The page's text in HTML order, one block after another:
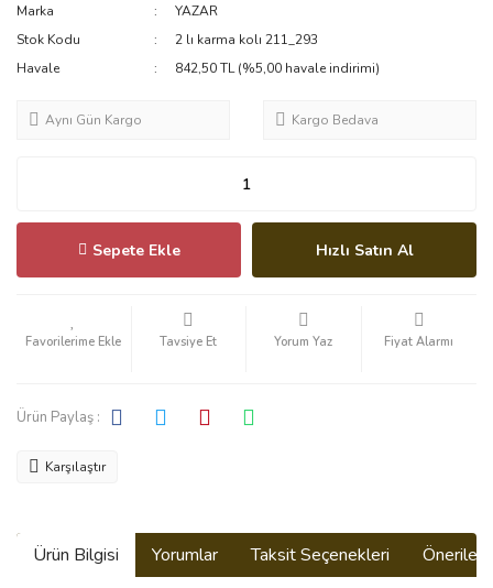
Marka
YAZAR
Stok Kodu
2 lı karma kolı 211_293
Havale
842,50 TL (%5,00 havale indirimi)
Aynı Gün Kargo Kargo Bedava
Sepete Ekle Hızlı Satın Al
Tavsiye Et Yorum Yaz Fiyat Alarmı
Ürün Paylaş :
Karşılaştır
Ürün Bilgisi Yorumlar Taksit Seçenekleri